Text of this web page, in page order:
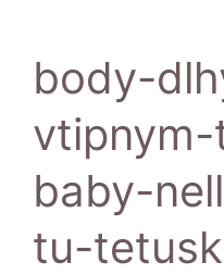
body-
baby-
tu-